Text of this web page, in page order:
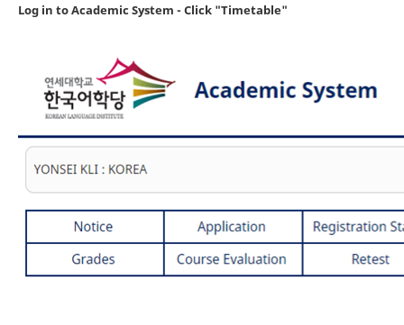
Log in to Academic System - Click "Timetable"